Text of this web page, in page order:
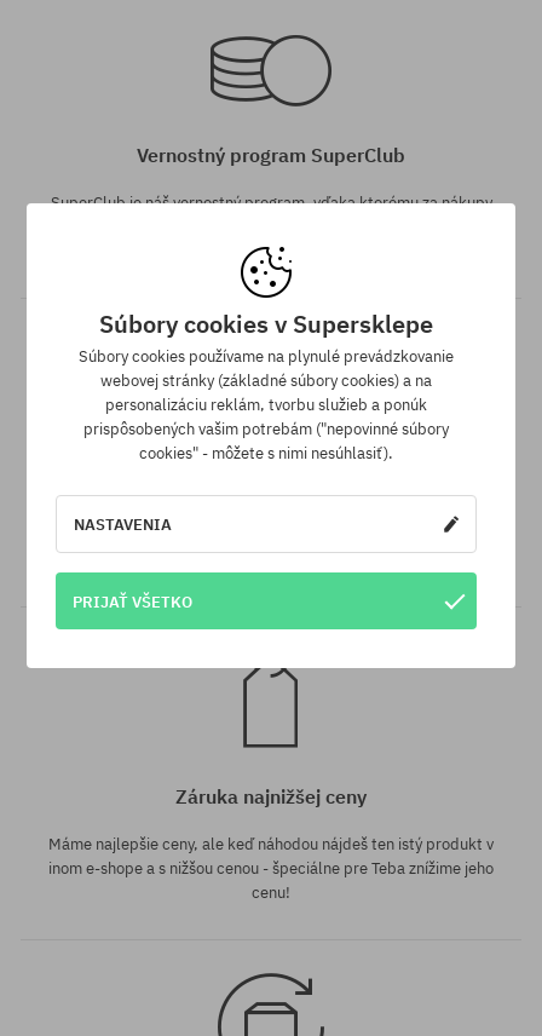
XS; L; XL
Dostupné veľkosti:
Vernostný program SuperClub
SuperClub je náš vernostný program, vďaka ktorému za nákupy
hodnoty objednávky!
Všetky objednávky v hodnote nad 70,30 € odosielame zadarmo
bez rozdielu na vybraný spôsob platby a doručenia.
Záruka najnižšej ceny
Máme najlepšie ceny, ale keď náhodou nájdeš ten istý produkt v
inom e-shope a s nižšou cenou - špeciálne pre Teba znížime jeho
cenu!
Súbory cookies v Supersklepe
Súbory cookies používame na plynulé prevádzkovanie
webovej stránky (základné súbory cookies) a na
personalizáciu reklám, tvorbu služieb a ponúk
prispôsobených vašim potrebám ("nepovinné súbory
cookies" - môžete s nimi nesúhlasiť).
NASTAVENIA
PRIJAŤ VŠETKO